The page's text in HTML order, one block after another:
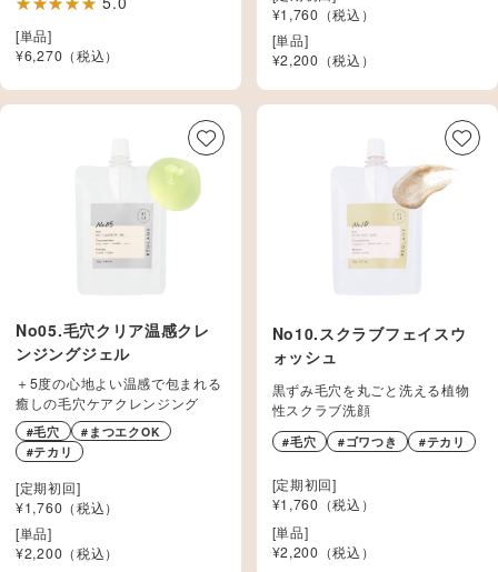
[単品]
¥6,270 （税込）
¥1,760（税込）
[単品]
¥2,200 （税込）
No05.毛穴クリア温感クレ
ンジングジェル
＋5度の心地よい温感で包まれる
癒しの毛穴ケアクレンジング
#毛穴
#まつエクOK
#テカリ
[定期初回]
¥1,760（税込）
[単品]
¥2,200 （税込）
No10.スクラブフェイスウ
ォッシュ
黒ずみ毛穴を丸ごと洗える植物
性スクラブ洗顔
#毛穴 #ゴワつき #テカリ
[定期初回]
¥1,760（税込）
[単品]
¥2,200 （税込）